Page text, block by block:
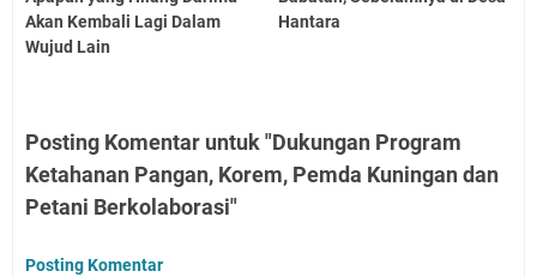
Akan Kembali Lagi Dalam
Wujud Lain
Hantara
Posting Komentar untuk "Dukungan Program
Ketahanan Pangan, Korem, Pemda Kuningan dan
Petani Berkolaborasi"
Posting Komentar